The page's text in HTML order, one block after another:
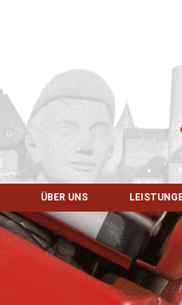
ÜBER UNS